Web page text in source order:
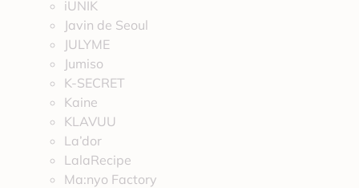
iUNIK
Javin de Seoul
JULYME
Jumiso
K-SECRET
Kaine
KLAVUU
La’dor
LalaRecipe
Ma:nyo Factory